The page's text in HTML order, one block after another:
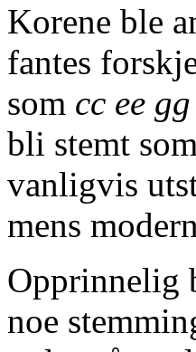
Korene ble
fantes
som cc ee
bli stemt
vanligvis
mens
Opprinnelig
noe